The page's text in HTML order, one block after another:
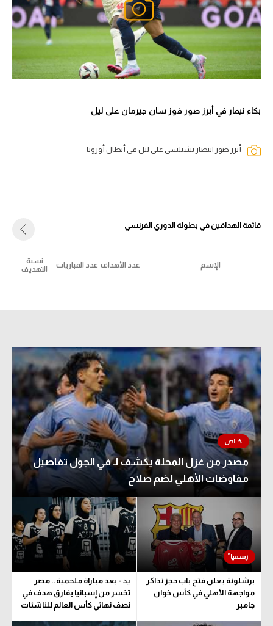
بكاء نيمار في أبرز صور فوز سان جيرمان على ليل
أبرز صور انتصار تشيلسي على ليل في أبطال أوروبا
قائمة الهدافين في بطولة الدوري الفرنسي
الإسم عدد الأهداف عدد المباريات
نسبة
التهديف
مصدر من غزل المحلة يكشف لـ في الجول تفاصيل
مفاوضات الأهلي لضم صلاح
برشلونة يعلن فتح باب حجز تذاكر
مواجهة الأهلي في كأس خوان
جامبر
يد - بعد مباراة ملحمية.. مصر
تخسر من إسبانيا بفارق هدف في
نصف نهائي كأس العالم للناشئات